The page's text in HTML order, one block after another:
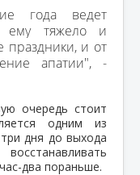
года ведет
ему тяжело и
и от
апатии", -
очередь стоит
одним из
дня до выхода
два пораньше.